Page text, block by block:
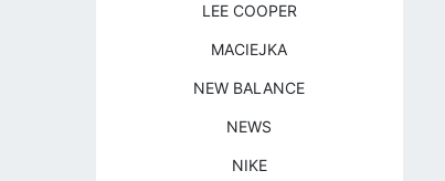
LEE COOPER
MACIEJKA
NEW BALANCE
NEWS
NIKE